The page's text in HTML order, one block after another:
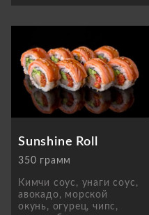
Sunshine Roll
350 грамм
Кимчи соус, унаги соус,
авокадо, морской
окунь, огурец, чипс,